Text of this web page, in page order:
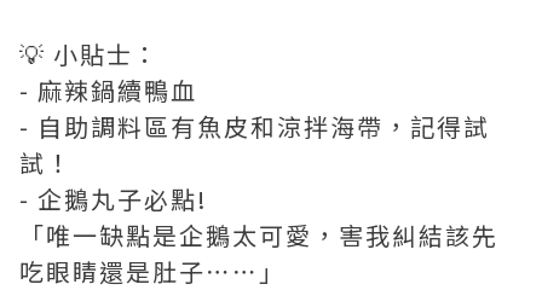
💡 小貼士：
- 麻辣鍋續鴨血
- 自助調料區有魚皮和涼拌海帶，記得試
試！
- 企鵝丸子必點!
「唯一缺點是企鵝太可愛，害我糾結該先
吃眼睛還是肚子⋯⋯」